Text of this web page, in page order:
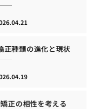
正種類の進化と現状
正の相性を考える